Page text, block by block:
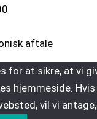
aftale
for at sikre, at vi
hjemmeside.
vil vi